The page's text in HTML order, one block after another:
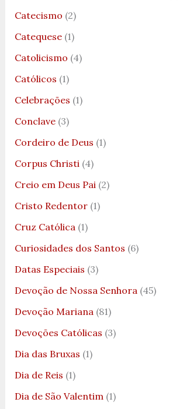
Catecismo (2)
Catequese(1)
Catolicismo (4)
Católicos (1)
Celebrações (1)
Conclave(3)
Cordeiro de Deus (1)
Corpus Christi(4)
Creio em Deus Pai(2)
Cristo Redentor(1)
Cruz Católica(1)
Curiosidades dos Santos (6)
Datas Especiais (3)
Devoção de Nossa Senhora(45)
Devoção Mariana(81)
Devoções Católicas (3)
Dia das Bruxas (1)
Dia de Reis (1)
Dia de São Valentim(1)